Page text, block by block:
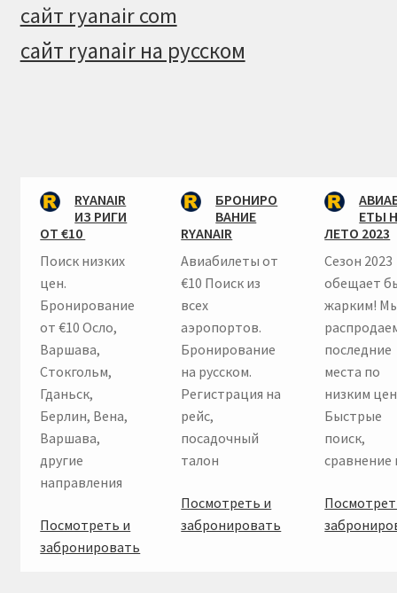
сайт ryanair com
сайт ryanair на русском
RYANAIR
ИЗ РИГИ
ОТ €10
Поиск низких
цен.
Бронирование
от €10 Осло,
Варшава,
Стокгольм,
Гданьск,
Берлин, Вена,
Варшава,
другие
направления
Посмотреть и
забронировать
БРОНИРО
ВАНИЕ
RYANAIR
Авиабилеты от
€10 Поиск из
всех
аэропортов.
Бронирование
на русском.
Регистрация на
рейс,
посадочный
талон
Посмотреть и
забронировать
ЕТЫ
ЛЕТО 2023
Сезон 2023
обещает
жарким!
последние
места по
низким
Быстрые
поиск,
сравнение